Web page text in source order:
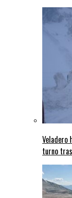
Veladero
turno